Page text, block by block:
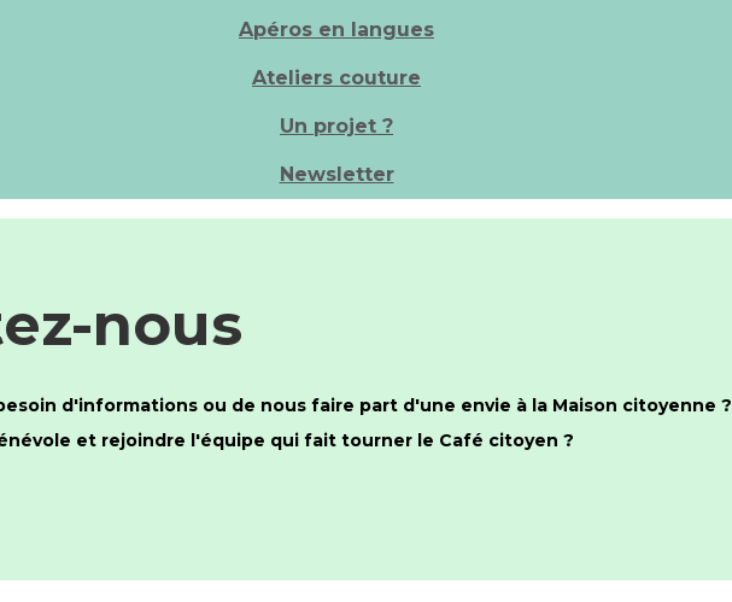
Apéros en langues
Ateliers couture
Un projet ?
Newsletter
nous
d'informations ou de nous faire part d'une envie à la Maison citoyenne ?
et rejoindre l'équipe qui fait tourner le Café citoyen ?